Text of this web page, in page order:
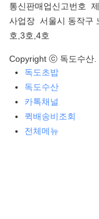
통신판매업신고번호
사업장 서울시 동작구
호,3호,4호
Copyright ⓒ 독도수산.
독도초밥
독도수산
카톡채널
퀵배송비조회
전체메뉴